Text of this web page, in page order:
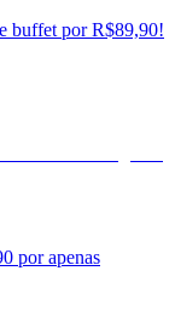
buffet por R$89,90!
por apenas